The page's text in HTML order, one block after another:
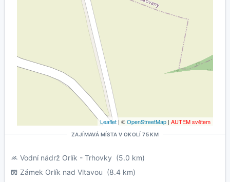
Leaflet | ©OpenStreetMap | AUTEM světem
ZAJÍMAVÁ MÍSTA V OKOLÍ 75 KM
Vodní nádrž Orlík - Trhovky (5.0 km)
Zámek Orlík nad Vltavou (8.4 km)